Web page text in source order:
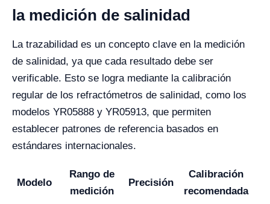
la medición de salinidad
La trazabilidad es un concepto clave en la medición
de salinidad, ya que cada resultado debe ser
verificable. Esto se logra mediante la calibración
regular de los refractómetros de salinidad, como los
modelos YR05888 y YR05913, que permiten
establecer patrones de referencia basados en
estándares internacionales.
Modelo
Rango de
medición
Precisión
Calibración
recomendada